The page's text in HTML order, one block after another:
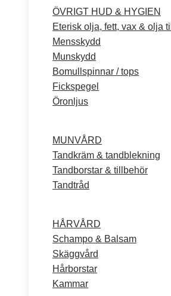
ÖVRIGT HUD & HYGIEN
Eterisk olja, fett, vax & olja
Mensskydd
Munskydd
Bomullspinnar / tops
Fickspegel
Öronljus
MUNVÅRD
Tandkräm & tandblekning
Tandborstar & tillbehör
Tandtråd
HÅRVÅRD
Schampo & Balsam
Skäggvård
Hårborstar
Kammar